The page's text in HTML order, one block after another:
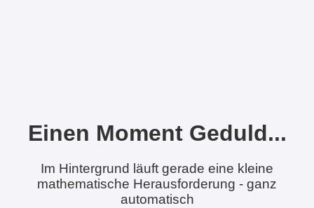
Einen Moment Geduld...
Im Hintergrund läuft gerade eine kleine
mathematische Herausforderung - ganz
automatisch